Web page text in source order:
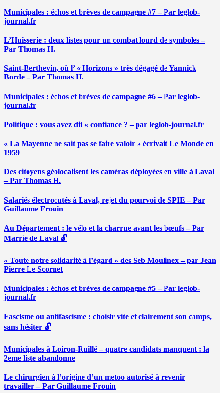
Municipales : échos et brèves de campagne #7 – Par leglob-
journal.fr
L’Huisserie : deux listes pour un combat lourd de symboles –
Par Thomas H.
Saint-Berthevin, où l’ « Horizons » très dégagé de Yannick
Borde – Par Thomas H.
Municipales : échos et brèves de campagne #6 – Par leglob-
journal.fr
Politique : vous avez dit « confiance ? – par leglob-journal.fr
« La Mayenne ne sait pas se faire valoir » écrivait Le Monde en
1959
Des citoyens géolocalisent les caméras déployées en ville à Laval
– Par Thomas H.
Salariés électrocutés à Laval, rejet du pourvoi de SPIE – Par
Guillaume Frouin
Au Département : le vélo et la charrue avant les bœufs – Par
Marrie de Laval 🔓
« Toute notre solidarité à l’égard » des Seb Moulinex – par Jean
Pierre Le Scornet
Municipales : échos et brèves de campagne #5 – Par leglob-
journal.fr
Fascisme ou antifascisme : choisir vite et clairement son camps,
sans hésiter 🔓
Municipales à Loiron-Ruillé – quatre candidats manquent : la
2eme liste abandonne
Le chirurgien à l’origine d’un metoo autorisé à revenir
travailler – Par Guillaume Frouin